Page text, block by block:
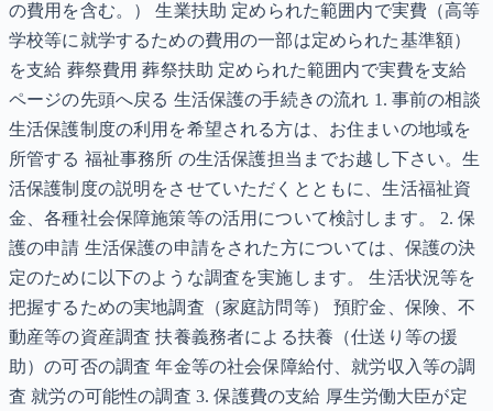
の費用を含む。） 生業扶助 定められた範囲内で実費（高等
学校等に就学するための費用の一部は定められた基準額）
を支給 葬祭費用 葬祭扶助 定められた範囲内で実費を支給
ページの先頭へ戻る 生活保護の手続きの流れ 1. 事前の相談
生活保護制度の利用を希望される方は、お住まいの地域を
所管する 福祉事務所 の生活保護担当までお越し下さい。生
活保護制度の説明をさせていただくとともに、生活福祉資
金、各種社会保障施策等の活用について検討します。 2. 保
護の申請 生活保護の申請をされた方については、保護の決
定のために以下のような調査を実施します。 生活状況等を
把握するための実地調査（家庭訪問等） 預貯金、保険、不
動産等の資産調査 扶養義務者による扶養（仕送り等の援
助）の可否の調査 年金等の社会保障給付、就労収入等の調
査 就労の可能性の調査 3. 保護費の支給 厚生労働大臣が定